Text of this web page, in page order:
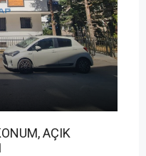
AÇIK